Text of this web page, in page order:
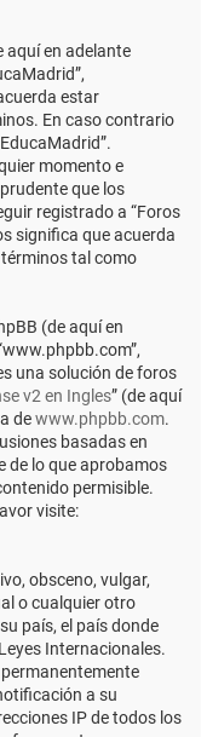
aquí en adelante
estar
En caso contrario
momento e
que los
registrado a “Foros
significa que acuerda
tal como
(de aquí en
una solución de foros
v2 en Ingles” (de aquí
dewww.phpbb.com.
basadas en
de lo que aprobamos
permisible.
visite:
obsceno, vulgar,
o cualquier otro
país, el país donde
Internacionales.
a su
IP de todos los